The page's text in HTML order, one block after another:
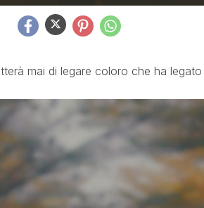
mai di legare coloro che ha